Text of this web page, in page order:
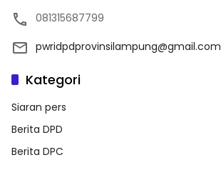
081315687799
pwridpdprovinsilampung@gmail.com
Kategori
Siaran pers
Berita DPD
Berita DPC